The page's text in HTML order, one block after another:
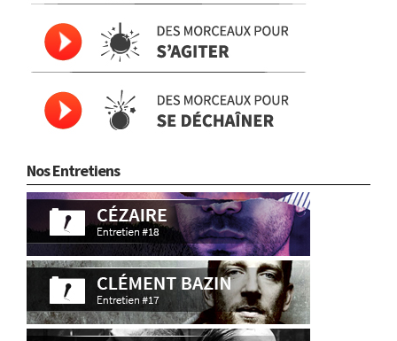
Nos Entretiens